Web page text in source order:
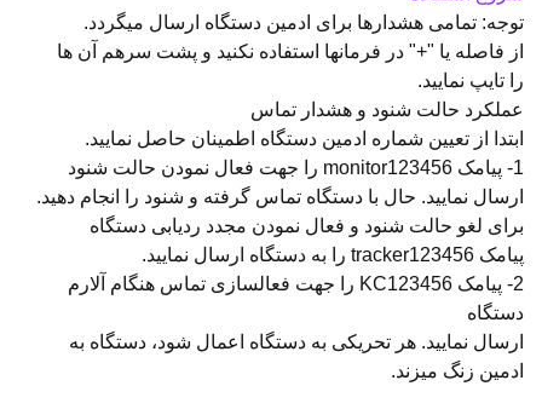
توجه: تمامی هشدارها برای ادمین دستگاه ارسال میگردد.
از فاصله یا "+" در فرمانها استفاده نکنید و پشت سرهم آن ها
را تایپ نمایید.
عملکرد حالت شنود و هشدار تماس
ابتدا از تعیین شماره ادمین دستگاه اطمینان حاصل نمایید.
1- پیامک monitor123456 را جهت فعال نمودن حالت شنود
ارسال نمایید. حال با دستگاه تماس گرفته و شنود را انجام دهید.
برای لغو حالت شنود و فعال نمودن مجدد ردیابی دستگاه
پیامک tracker123456 را به دستگاه ارسال نمایید.
2- پیامک KC123456 را جهت فعالسازی تماس هنگام آلارم
دستگاه
ارسال نمایید. هر تحریکی به دستگاه اعمال شود، دستگاه به
ادمین زنگ میزند.